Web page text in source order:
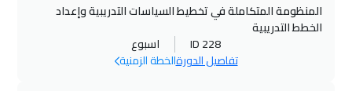
المنظومة المتكاملة في تخطيط السياسات التدريبية وإعداد
الخطط التدريبية
ID 228
اسبوع
تفاصيل الدورةالخطة الزمنية